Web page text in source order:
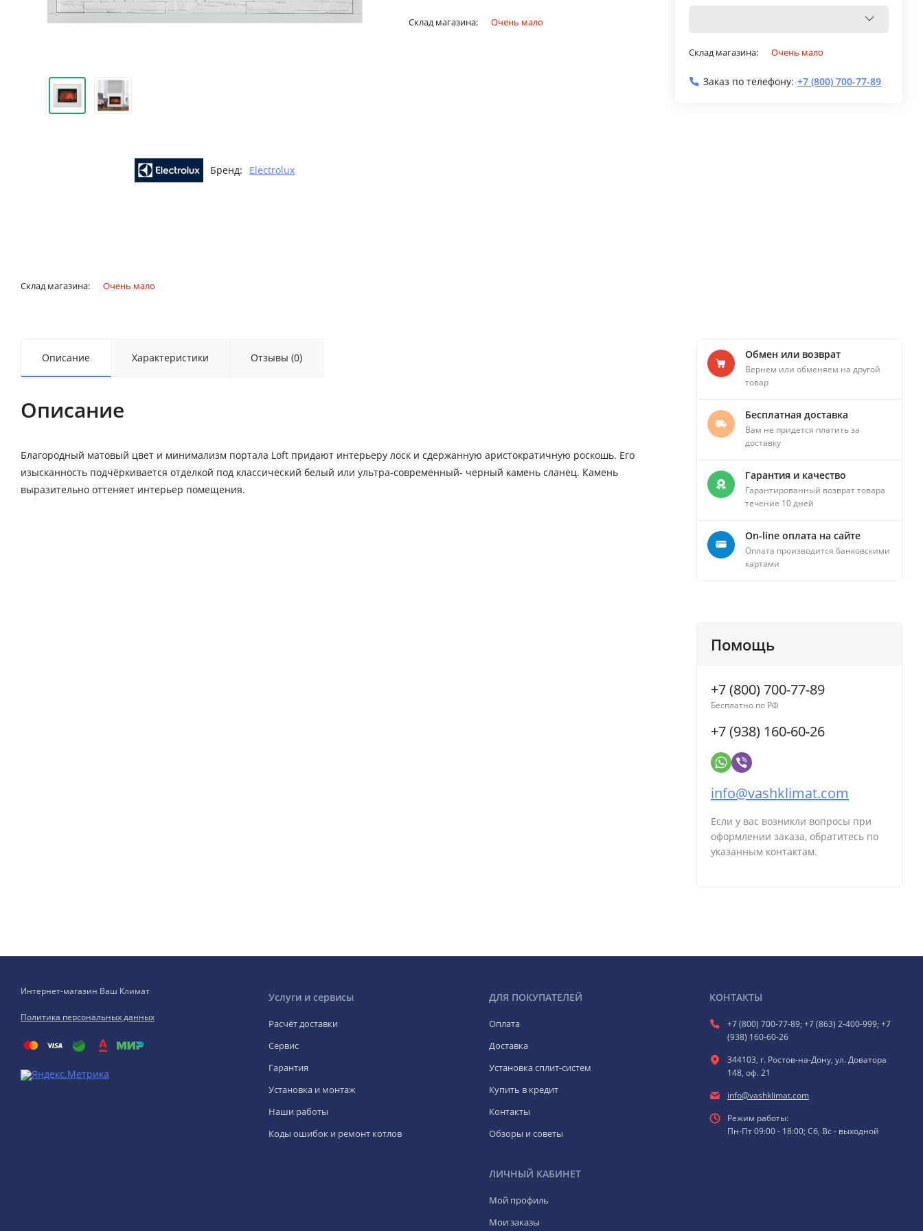
Бренд: Electrolux
Склад магазина: Очень мало
Склад магазина: Очень мало
Заказ по телефону: +7 (800) 700-77-89
Склад магазина: Очень мало
Описание Характеристики Отзывы (0)
Описание
Благородный матовый цвет и минимализм портала Loft придают интерьеру лоск и сдержанную аристократичную роскошь. Его
изысканность подчёркивается отделкой под классический белый или ультра-современный- черный камень сланец. Камень
выразительно оттеняет интерьер помещения.
Обмен или возврат
Вернем или обменяем на другой
товар
Бесплатная доставка
Вам не придется платить за
доставку
Гарантия и качество
Гарантированный возврат товара
течение 10 дней
On-line оплата на сайте
Оплата производится банковскими
картами
Помощь
+7 (800) 700-77-89
Бесплатно по РФ
+7 (938) 160-60-26
info@vashklimat.com
Если у вас возникли вопросы при
оформлении заказа, обратитесь по
указанным контактам.
Интернет-магазин Ваш Климат
Политика персональных данных
Услуги и сервисы
Расчёт доставки
Сервис
Гарантия
Установка и монтаж
Наши работы
Коды ошибок и ремонт котлов
ДЛЯ ПОКУПАТЕЛЕЙ
Оплата
Доставка
Установка сплит-систем
Купить в кредит
Контакты
Обзоры и советы
ЛИЧНЫЙ КАБИНЕТ
Мой профиль
Мои заказы
КОНТАКТЫ
+7 (800) 700-77-89; +7 (863) 2-400-999; +7
(938) 160-60-26
344103, г. Ростов-на-Дону, ул. Доватора
148, оф. 21
info@vashklimat.com
Режим работы:
Пн-Пт 09:00 - 18:00; Сб, Вс - выходной